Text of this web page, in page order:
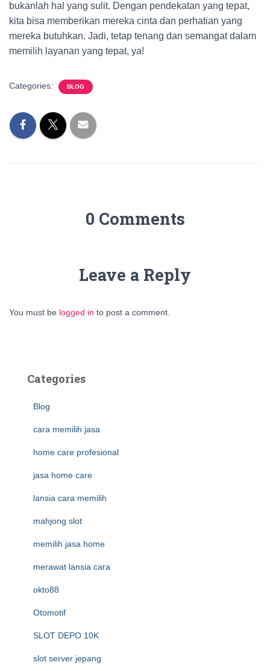
bukanlah hal yang sulit. Dengan pendekatan yang tepat,
kita bisa memberikan mereka cinta dan perhatian yang
mereka butuhkan. Jadi, tetap tenang dan semangat dalam
memilih layanan yang tepat, ya!
Categories: BLOG
0 Comments
Leave a Reply
You must be logged in to post a comment.
Categories
Blog
cara memilih jasa
home care profesional
jasa home care
lansia cara memilih
mahjong slot
memilih jasa home
merawat lansia cara
okto88
Otomotif
SLOT DEPO 10K
slot server jepang